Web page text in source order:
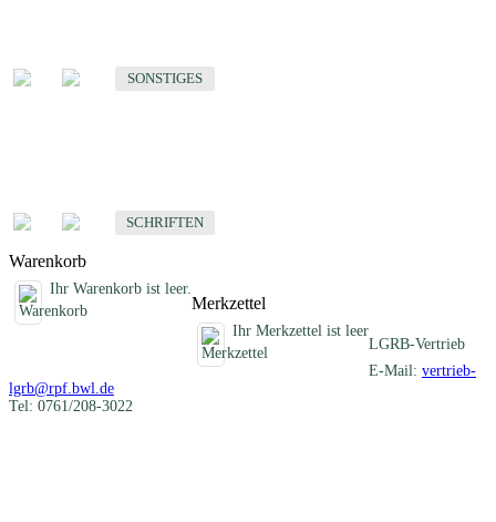
SONSTIGES
SCHRIFTEN
Warenkorb
Ihr Warenkorb ist leer.
Merkzettel
Ihr Merkzettel ist leer
LGRB-Vertrieb
E-Mail: vertrieb-
lgrb@rpf.bwl.de
Tel: 0761/208-3022